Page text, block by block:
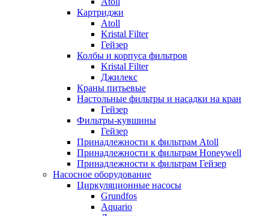
Картриджи
Atoll
Kristal Filter
Гейзер
Колбы и корпуса фильтров
Kristal Filter
Джилекс
Краны питьевые
Настольные фильтры и насадки на кран
Гейзер
Фильтры-кувшины
Гейзер
Принадлежности к фильтрам Atoll
Принадлежности к фильтрам Honeywell
Принадлежности к фильтрам Гейзер
Насосное оборудование
Циркуляционные насосы
Grundfos
Aquario